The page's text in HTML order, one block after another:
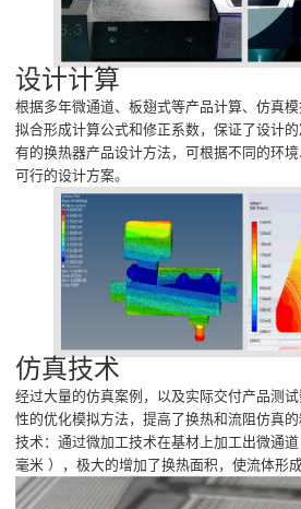
设计计算
根据多年微通道、板翅式等产品计算、仿真模
拟合形成计算公式和修正系数，保证了设计
有的换热器产品设计方法，可根据不同的环
可行的设计方案。
仿真技术
经过大量的仿真案例，以及实际交付产品测
性的优化模拟方法，提高了换热和流阻仿真
技术：通过微加工技术在基材上加工出微通
毫米 ），极大的增加了换热面积，使流体形